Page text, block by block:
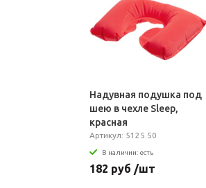
Надувная подушка под
шею в чехле Sleep,
красная
Артикул: 5125.50
В наличии: есть
182 руб /шт